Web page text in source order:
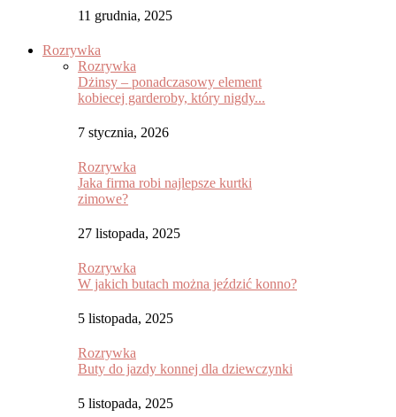
11 grudnia, 2025
Rozrywka
Rozrywka
Dżinsy – ponadczasowy element
kobiecej garderoby, który nigdy...
7 stycznia, 2026
Rozrywka
Jaka firma robi najlepsze kurtki
zimowe?
27 listopada, 2025
Rozrywka
W jakich butach można jeździć konno?
5 listopada, 2025
Rozrywka
Buty do jazdy konnej dla dziewczynki
5 listopada, 2025